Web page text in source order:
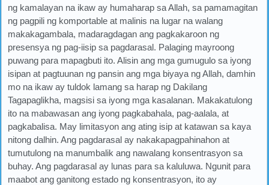
ng kamalayan na ikaw ay humaharap sa Allah, sa pamamagitan
ng pagpili ng komportable at malinis na lugar na walang
makakagambala, madaragdagan ang pagkakaroon ng
presensya ng pag-iisip sa pagdarasal. Palaging mayroong
puwang para mapagbuti ito. Alisin ang mga gumugulo sa iyong
isipan at pagtuunan ng pansin ang mga biyaya ng Allah, damhin
mo na ikaw ay tuldok lamang sa harap ng Dakilang
Tagapaglikha, magsisi sa iyong mga kasalanan. Makakatulong
ito na mabawasan ang iyong pagkabahala, pag-aalala, at
pagkabalisa. May limitasyon ang ating isip at katawan sa kaya
nitong dalhin. Ang pagdarasal ay nakakapagpahinahon at
tumutulong na manumbalik ang nawalang konsentrasyon sa
buhay. Ang pagdarasal ay lunas para sa kaluluwa. Ngunit para
maabot ang ganitong estado ng konsentrasyon, ito ay